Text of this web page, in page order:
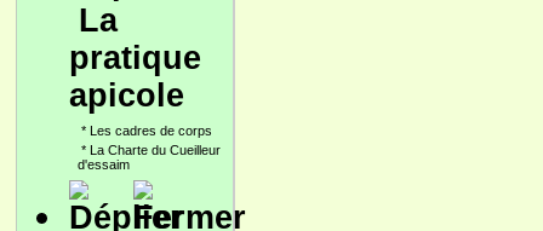
La
pratique
apicole
* Les cadres de corps
* La Charte du Cueilleur
d'essaim